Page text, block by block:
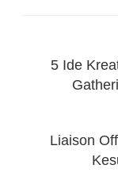
5 Ide
Liaison